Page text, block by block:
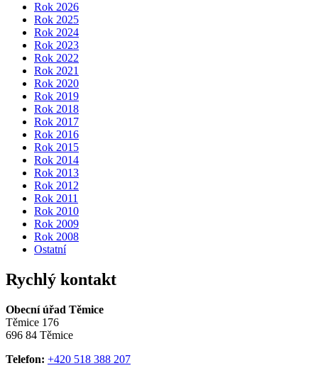
Rok 2026
Rok 2025
Rok 2024
Rok 2023
Rok 2022
Rok 2021
Rok 2020
Rok 2019
Rok 2018
Rok 2017
Rok 2016
Rok 2015
Rok 2014
Rok 2013
Rok 2012
Rok 2011
Rok 2010
Rok 2009
Rok 2008
Ostatní
Rychlý kontakt
Obecní úřad Těmice
Těmice 176
696 84 Těmice
Telefon: +420 518 388 207